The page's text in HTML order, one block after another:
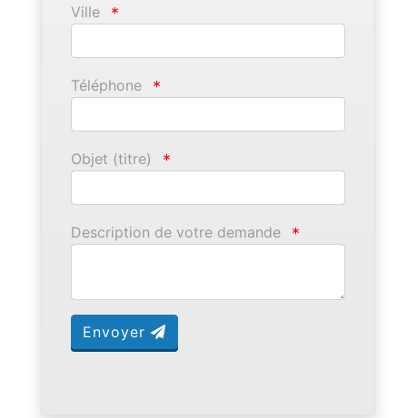
Ville *
Téléphone *
Objet (titre) *
Description de votre demande *
Envoyer